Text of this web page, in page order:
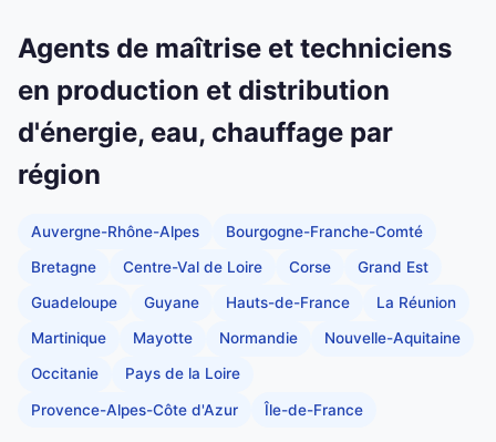
Agents de maîtrise et techniciens
en production et distribution
d'énergie, eau, chauffage par
région
Auvergne-Rhône-Alpes Bourgogne-Franche-Comté
Bretagne Centre-Val de Loire Corse Grand Est
Guadeloupe Guyane Hauts-de-France La Réunion
Martinique Mayotte Normandie Nouvelle-Aquitaine
Occitanie Pays de la Loire
Provence-Alpes-Côte d'Azur Île-de-France